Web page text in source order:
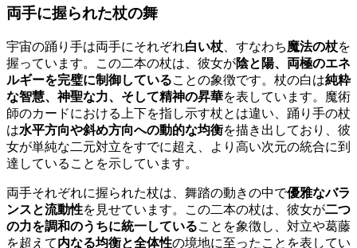
両手に握られた杖の舞
宇宙の踊り手は両手にそれぞれ白い杖 、すなわち魔法の杖を
握っています。この二本の杖は、彼女が陰と陽、両極のエネ
ルギーを完璧に制御していることの象徴です。杖の白は純粋
な智慧、神聖な力、そして精神の昇華を表しています。魔術
師のカードにおける上下を指し示す杖とは違い、踊り手の杖
は水平方向や斜め方向への動的な均衡を描き出しており、彼
女が単純な二元対立をすでに超え、より高い次元の統合に到
達していることを示しています。
両手それぞれに握られた杖は、舞踏の動きの中で優雅なバラ
ンスと流動性を見せています。この二本の杖は、彼女が二つ
の力を調和のうちに統一していることを象徴し、対立や葛藤
を超えて内なる均衡と全体性の境地に至ったことを表してい